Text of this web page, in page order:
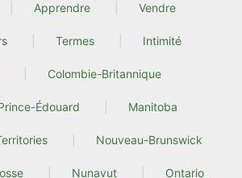
Apprendre Vendre
Termes Intimité
Colombie-Britannique
Édouard Manitoba
Nouveau-Brunswick
Nunavut Ontario